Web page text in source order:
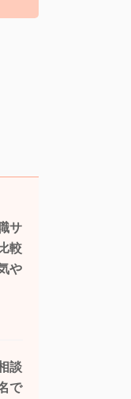
サ
較
や
談
で